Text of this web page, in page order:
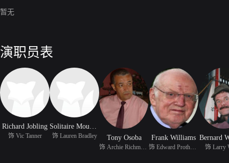
暂无
演职员表
Richard Jobling
饰 Vic Tanner
Solitaire Mouneimne
饰 Lauren Bradley Tony Osoba Frank Williams Bernard
饰 Larry